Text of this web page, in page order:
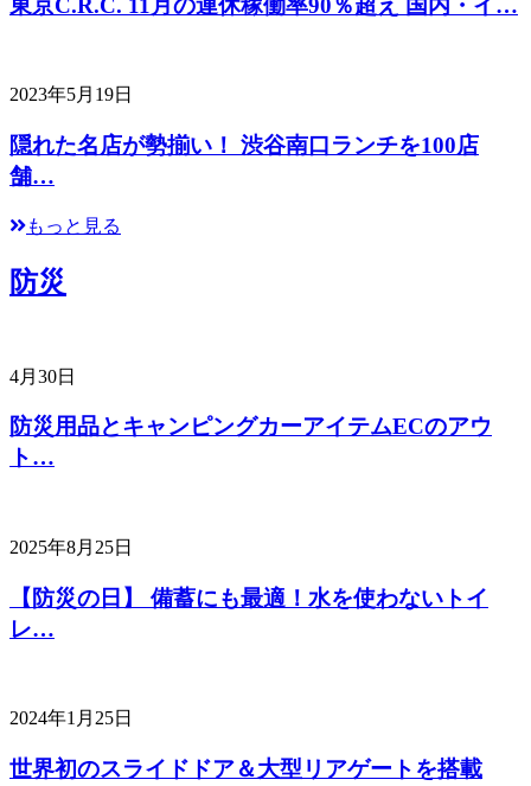
2023年5月19日
隠れた名店が勢揃い！ 渋谷南口ランチを100店
舗…
もっと見る
防災
4月30日
防災用品とキャンピングカーアイテムECのアウ
ト…
2025年8月25日
【防災の日】 備蓄にも最適！水を使わないトイ
レ…
2024年1月25日
世界初のスライドドア＆大型リアゲートを搭載